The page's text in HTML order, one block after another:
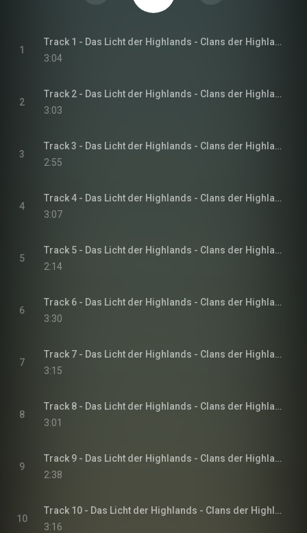
1
Track 1 - Das Licht der Highlands - Clans der Highlands-Reihe, Band 1
3:04
2
Track 2 - Das Licht der Highlands - Clans der Highlands-Reihe, Band 1
3:03
3
Track 3 - Das Licht der Highlands - Clans der Highlands-Reihe, Band 1
2:55
4
Track 4 - Das Licht der Highlands - Clans der Highlands-Reihe, Band 1
3:07
5
Track 5 - Das Licht der Highlands - Clans der Highlands-Reihe, Band 1
2:14
6
Track 6 - Das Licht der Highlands - Clans der Highlands-Reihe, Band 1
3:30
7
Track 7 - Das Licht der Highlands - Clans der Highlands-Reihe, Band 1
3:15
8
Track 8 - Das Licht der Highlands - Clans der Highlands-Reihe, Band 1
3:01
9
Track 9 - Das Licht der Highlands - Clans der Highlands-Reihe, Band 1
2:38
10
Track 10 - Das Licht der Highlands - Clans der Highlands-Reihe, Band 1
3:16